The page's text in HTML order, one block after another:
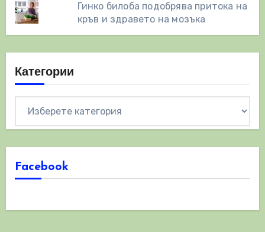
Гинко билоба подобрява притока на
кръв и здравето на мозъка
Категории
Facebook